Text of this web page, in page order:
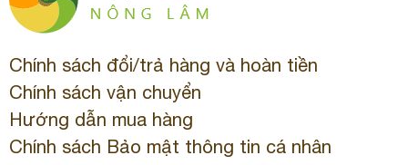
Chính sách đổi/trả hàng và hoàn tiền
Chính sách vận chuyển
Hướng dẫn mua hàng
Chính sách Bảo mật thông tin cá nhân